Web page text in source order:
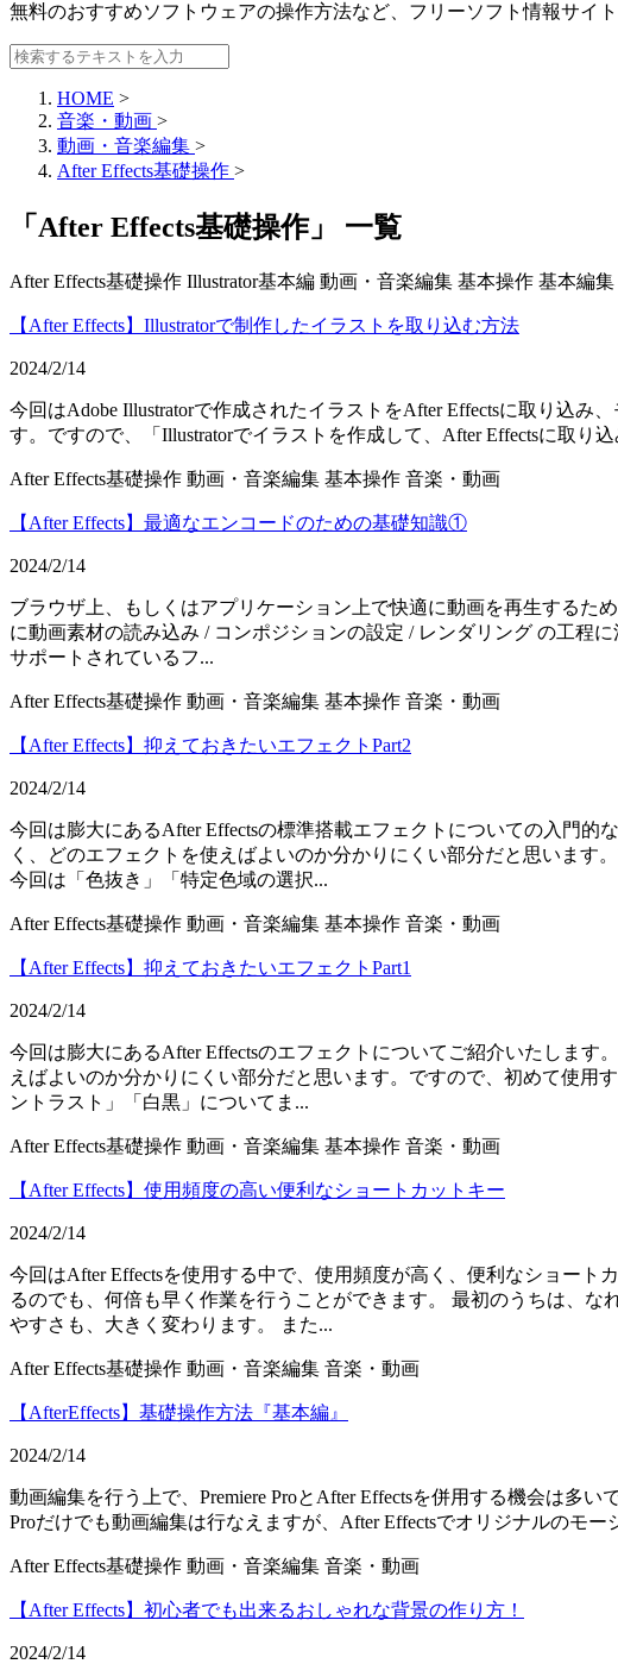
無料のおすすめソフトウェアの操作方法など、 フリーソフト情報サイト
HOME >
音楽・動画 >
動画・音楽編集 >
After Effects基礎操作 >
「After Effects基礎操作」 一覧
After Effects基礎操作 Illustrator基本編 動画・音楽編集 基本操作 基本編集
【After Effects】Illustratorで制作したイラストを取り込む方法
2024/2/14
今回はAdobe Illustratorで作成されたイラストをAfter Effectsに取り込み
す。ですので、「Illustratorでイラストを作成して、After Effectsに取り
After Effects基礎操作 動画・音楽編集 基本操作 音楽・動画
【After Effects】最適なエンコードのための基礎知識①
2024/2/14
ブラウザ上、もしくはアプリケーション上で快適に動画を再生するた
に動画素材の読み込み / コンポジションの設定 / レンダリング の工程
サポートされているフ...
After Effects基礎操作 動画・音楽編集 基本操作 音楽・動画
【After Effects】抑えておきたいエフェクトPart2
2024/2/14
今回は膨大にあるAfter Effectsの標準搭載エフェクトについての入門
く、どのエフェクトを使えばよいのか分かりにくい部分だと思います
今回は「色抜き」「特定色域の選択...
After Effects基礎操作 動画・音楽編集 基本操作 音楽・動画
【After Effects】抑えておきたいエフェクトPart1
2024/2/14
今回は膨大にあるAfter Effectsのエフェクトについてご紹介いたしま
えばよいのか分かりにくい部分だと思います。ですので、初めて使用
ントラスト」「白黒」についてま...
After Effects基礎操作 動画・音楽編集 基本操作 音楽・動画
【After Effects】使用頻度の高い便利なショートカットキー
2024/2/14
今回はAfter Effectsを使用する中で、使用頻度が高く、便利なショー
るのでも、何倍も早く作業を行うことができます。 最初のうちは、
やすさも、大きく変わります。 また...
After Effects基礎操作 動画・音楽編集 音楽・動画
【AfterEffects】基礎操作方法『基本編』
2024/2/14
動画編集を行う上で、Premiere ProとAfter Effectsを併用する機会は多
Proだけでも動画編集は行なえますが、After Effectsでオリジナルのモ
After Effects基礎操作 動画・音楽編集 音楽・動画
【After Effects】初心者でも出来るおしゃれな背景の作り方！
2024/2/14